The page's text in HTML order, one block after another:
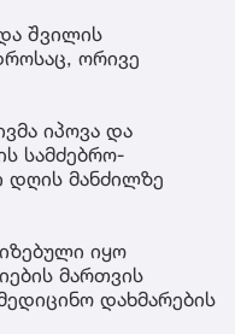
შვილის
ორივე
იპოვა და
სამძებრო-
დღის მანძილზე
იყო
მართვის
დახმარების